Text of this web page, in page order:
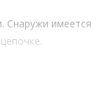
Снаружи имеется